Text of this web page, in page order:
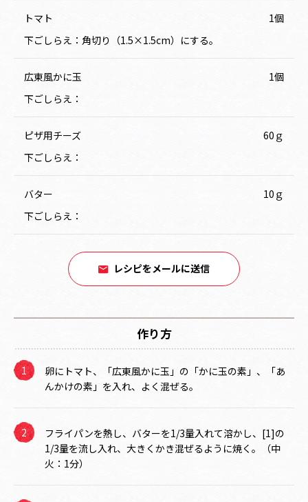
トマト
1個
下ごしらえ：角切り（1.5×1.5cm）にする。
広東風かに玉
1個
下ごしらえ：
ピザ用チーズ
60ｇ
下ごしらえ：
バター
10ｇ
下ごしらえ：
レシピをメールに送信
作り方
卵にトマト、「広東風かに玉」の「かに玉の素」、「あ
んかけの素」を入れ、よく混ぜる。
フライパンを熱し、バターを1/3量入れて溶かし、[1]の
1/3量を流し入れ、大きくかき混ぜるように焼く。（中
火：1分）